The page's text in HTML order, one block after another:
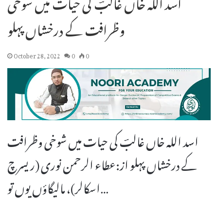
وظرافت کے درخشاں پہلو
October 28, 2022 0 0
اسد اللہ خاں غالبؔ کی حیات میں شوخی وظرافت
کے درخشاں پہلو از:عطاء الرحمن نوری (ریسرچ
اسکالر)، مالیگاؤں یوں تو…